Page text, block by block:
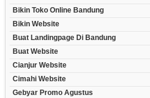
Bikin Toko Online Bandung
Bikin Website
Buat Landingpage Di Bandung
Buat Website
Cianjur Website
Cimahi Website
Gebyar Promo Agustus